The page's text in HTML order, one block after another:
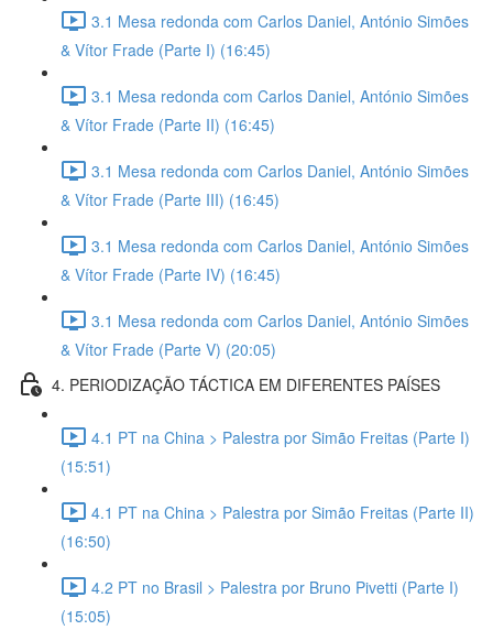
3.1 Mesa redonda com Carlos Daniel, António Simões
& Vítor Frade (Parte I) (16:45)
3.1 Mesa redonda com Carlos Daniel, António Simões
& Vítor Frade (Parte II) (16:45)
3.1 Mesa redonda com Carlos Daniel, António Simões
& Vítor Frade (Parte III) (16:45)
3.1 Mesa redonda com Carlos Daniel, António Simões
& Vítor Frade (Parte IV) (16:45)
3.1 Mesa redonda com Carlos Daniel, António Simões
& Vítor Frade (Parte V) (20:05)
4. PERIODIZAÇÃO TÁCTICA EM DIFERENTES PAÍSES
4.1 PT na China > Palestra por Simão Freitas (Parte I)
(15:51)
4.1 PT na China > Palestra por Simão Freitas (Parte II)
(16:50)
4.2 PT no Brasil > Palestra por Bruno Pivetti (Parte I)
(15:05)